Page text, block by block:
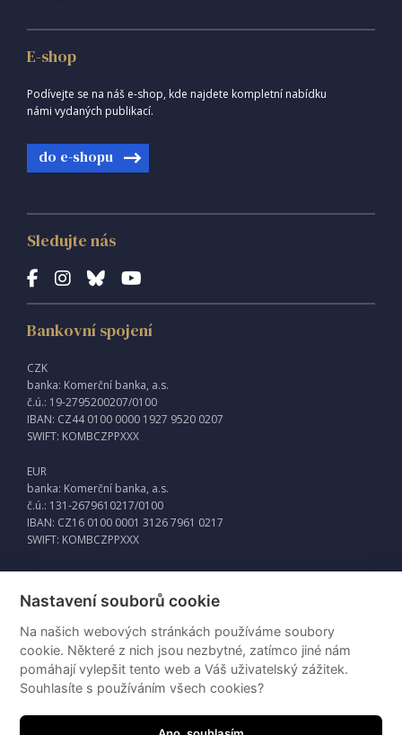
E-shop
Podívejte se na náš e-shop, kde najdete kompletní nabídku
námi vydaných publikací.
do e-shopu
Sledujte nás
Bankovní spojení
CZK
banka: Komerční banka, a.s.
č.ú.: 19-2795200207/0100
IBAN: CZ44 0100 0000 1927 9520 0207
SWIFT: KOMBCZPPXXX
EUR
banka: Komerční banka, a.s.
č.ú.: 131-2679610217/0100
IBAN: CZ16 0100 0001 3126 7961 0217
SWIFT: KOMBCZPPXXX
Externí odkazy
Intraweb
Nastavení souborů cookie
Na našich webových stránkách používáme soubory
cookie. Některé z nich jsou nezbytné, zatímco jiné nám
pomáhají vylepšit tento web a Váš uživatelský zážitek.
Souhlasíte s používáním všech cookies?